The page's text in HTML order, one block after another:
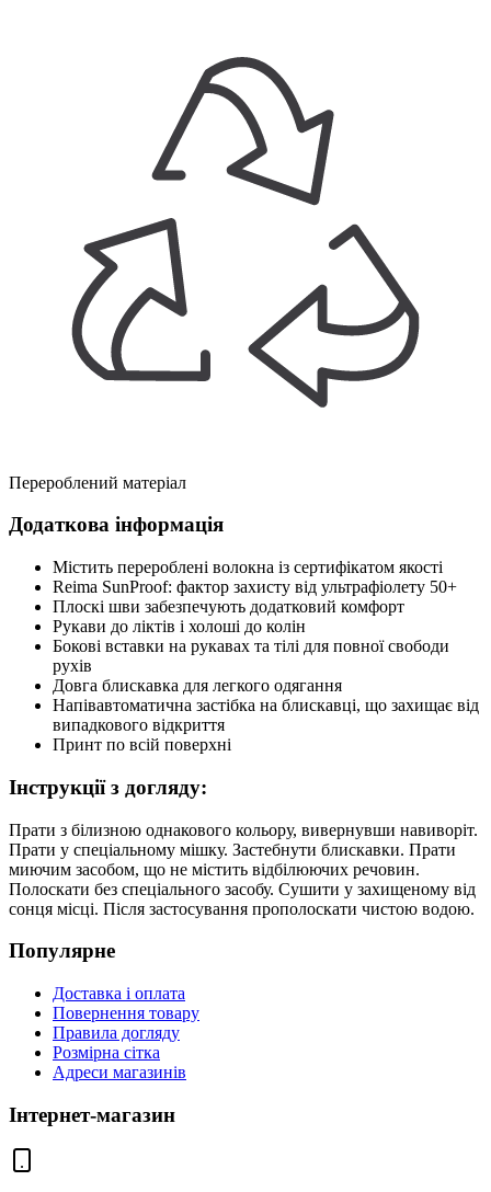
Перероблений матеріал
Додаткова інформація
Містить перероблені волокна із сертифікатом якості
Reima SunProof: фактор захисту від ультрафіолету 50+
Плоскі шви забезпечують додатковий комфорт
Рукави до ліктів і холоші до колін
Бокові вставки на рукавах та тілі для повної свободи
рухів
Довга блискавка для легкого одягання
Напівавтоматична застібка на блискавці, що захищає від
випадкового відкриття
Принт по всій поверхні
Інструкції з догляду:
Прати з білизною однакового кольору, вивернувши навиворіт.
Прати у спеціальному мішку. Застебнути блискавки. Прати
миючим засобом, що не містить відбілюючих речовин.
Полоскати без спеціального засобу. Сушити у захищеному від
сонця місці. Після застосування прополоскати чистою водою.
Популярне
Доставка і оплата
Повернення товару
Правила догляду
Розмірна сітка
Адреси магазинів
Інтернет-магазин